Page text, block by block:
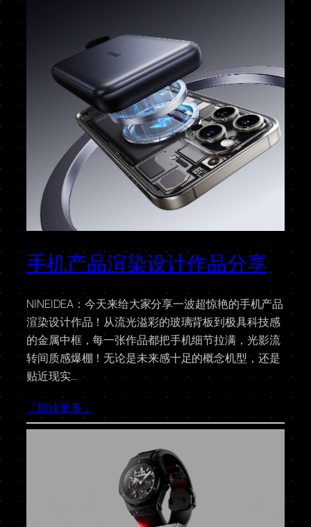
手机产品渲染设计作品分享
NINEIDEA：今天来给大家分享一波超惊艳的手机产品
渲染设计作品！从流光溢彩的玻璃背板到极具科技感
的金属中框，每一张作品都把手机细节拉满，光影流
转间质感爆棚！无论是未来感十足的概念机型，还是
贴近现实…
「阅读更多」